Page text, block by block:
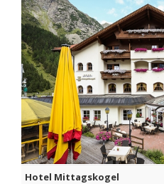
Hotel Mittagskogel